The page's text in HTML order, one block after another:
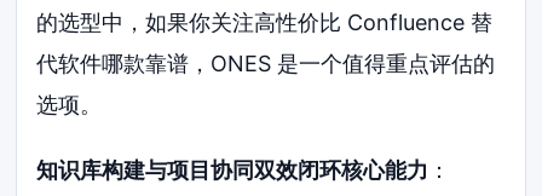
的选型中，如果你关注高性价比 Confluence 替
代软件哪款靠谱，ONES 是一个值得重点评估的
选项。
知识库构建与项目协同双效闭环核心能力 ：